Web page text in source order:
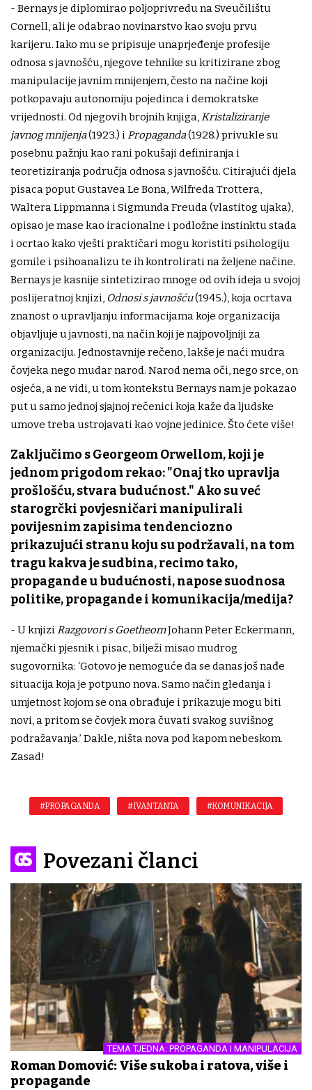
- Bernays je diplomirao poljoprivredu na Sveučilištu
Cornell, ali je odabrao novinarstvo kao svoju prvu
karijeru. Iako mu se pripisuje unaprjeđenje profesije
odnosa s javnošću, njegove tehnike su kritizirane zbog
manipulacije javnim mnijenjem, često na načine koji
potkopavaju autonomiju pojedinca i demokratske
vrijednosti. Od njegovih brojnih knjiga,Kristaliziranje
javnog mnijenja(1923.) iPropaganda(1928.) privukle su
posebnu pažnju kao rani pokušaji definiranja i
teoretiziranja područja odnosa s javnošću. Citirajući djela
pisaca poput Gustavea Le Bona, Wilfreda Trottera,
Waltera Lippmanna i Sigmunda Freuda (vlastitog ujaka),
opisao je mase kao iracionalne i podložne instinktu stada
i ocrtao kako vješti praktičari mogu koristiti psihologiju
gomile i psihoanalizu te ih kontrolirati na željene načine.
Bernays je kasnije sintetizirao mnoge od ovih ideja u svojoj
poslijeratnoj knjizi, Odnosi s javnošću(1945.), koja ocrtava
znanost o upravljanju informacijama koje organizacija
objavljuje u javnosti, na način koji je najpovoljniji za
organizaciju. Jednostavnije rečeno, lakše je naći mudra
čovjeka nego mudar narod. Narod nema oči, nego srce, on
osjeća, a ne vidi, u tom kontekstu Bernays nam je pokazao
put u samo jednoj sjajnoj rečenici koja kaže da ljudske
umove treba ustrojavati kao vojne jedinice. Što ćete više!
Zaključimo s Georgeom Orwellom, koji je
jednom prigodom rekao: "Onaj tko upravlja
prošlošću, stvara budućnost." Ako su već
starogrčki povjesničari manipulirali
povijesnim zapisima tendenciozno
prikazujući stranu koju su podržavali, na tom
tragu kakva je sudbina, recimo tako,
propagande u budućnosti, napose suodnosa
politike, propagande i komunikacija/medija?
- U knjiziRazgovori s GoetheomJohann Peter Eckermann,
njemački pjesnik i pisac, bilježi misao mudrog
sugovornika: ‘Gotovo je nemoguće da se danas još nađe
situacija koja je potpuno nova. Samo način gledanja i
umjetnost kojom se ona obrađuje i prikazuje mogu biti
novi, a pritom se čovjek mora čuvati svakog suvišnog
podražavanja.’ Dakle, ništa nova pod kapom nebeskom.
Zasad!
#PROPAGANDA #IVAN TANTA #KOMUNIKACIJA
Povezani članci
TEMA TJEDNA: PROPAGANDA I MANIPULACIJA
Roman Domović: Više sukoba i ratova, više i
propagande